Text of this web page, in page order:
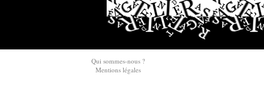
Qui sommes-nous ?
Mentions légales